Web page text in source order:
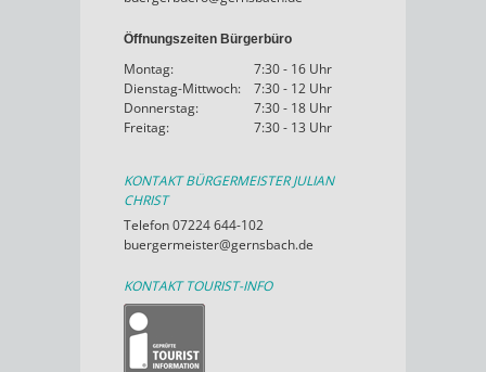
Öffnungszeiten Bürgerbüro
Montag:
7:30 - 16 Uhr
Dienstag-Mittwoch:
7:30 - 12 Uhr
Donnerstag:
7:30 - 18 Uhr
Freitag:
7:30 - 13 Uhr
KONTAKT BÜRGERMEISTER JULIAN
CHRIST
Telefon 07224 644-102
buergermeister@gernsbach.de
KONTAKT TOURIST-INFO